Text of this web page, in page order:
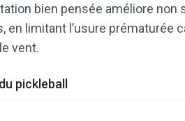
bien pensée améliore non
limitant l’usure prématurée
vent.
pickleball